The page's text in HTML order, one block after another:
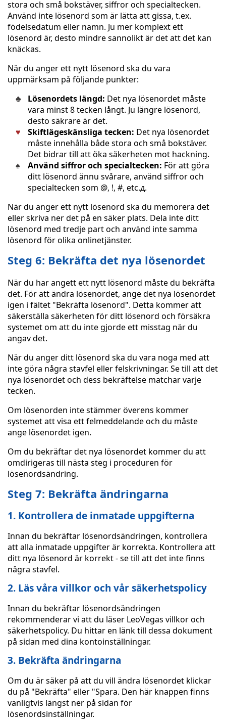
stora och små bokstäver, siffror och specialtecken.
Använd inte lösenord som är lätta att gissa, t.ex.
födelsedatum eller namn. Ju mer komplext ett
lösenord är, desto mindre sannolikt är det att det kan
knäckas.
När du anger ett nytt lösenord ska du vara
uppmärksam på följande punkter:
Lösenordets längd: Det nya lösenordet måste
vara minst 8 tecken långt. Ju längre lösenord,
desto säkrare är det.
Skiftlägeskänsliga tecken: Det nya lösenordet
måste innehålla både stora och små bokstäver.
Det bidrar till att öka säkerheten mot hackning.
Använd siffror och specialtecken: För att göra
ditt lösenord ännu svårare, använd siffror och
specialtecken som @, !, #, etc.д.
När du anger ett nytt lösenord ska du memorera det
eller skriva ner det på en säker plats. Dela inte ditt
lösenord med tredje part och använd inte samma
lösenord för olika onlinetjänster.
Steg 6: Bekräfta det nya lösenordet
När du har angett ett nytt lösenord måste du bekräfta
det. För att ändra lösenordet, ange det nya lösenordet
igen i fältet "Bekräfta lösenord". Detta kommer att
säkerställa säkerheten för ditt lösenord och försäkra
systemet om att du inte gjorde ett misstag när du
angav det.
När du anger ditt lösenord ska du vara noga med att
inte göra några stavfel eller felskrivningar. Se till att det
nya lösenordet och dess bekräftelse matchar varje
tecken.
Om lösenorden inte stämmer överens kommer
systemet att visa ett felmeddelande och du måste
ange lösenordet igen.
Om du bekräftar det nya lösenordet kommer du att
omdirigeras till nästa steg i proceduren för
lösenordsändring.
Steg 7: Bekräfta ändringarna
1. Kontrollera de inmatade uppgifterna
Innan du bekräftar lösenordsändringen, kontrollera
att alla inmatade uppgifter är korrekta. Kontrollera att
ditt nya lösenord är korrekt - se till att det inte finns
några stavfel.
2. Läs våra villkor och vår säkerhetspolicy
Innan du bekräftar lösenordsändringen
rekommenderar vi att du läser LeoVegas villkor och
säkerhetspolicy. Du hittar en länk till dessa dokument
på sidan med dina kontoinställningar.
3. Bekräfta ändringarna
Om du är säker på att du vill ändra lösenordet klickar
du på "Bekräfta" eller "Spara. Den här knappen finns
vanligtvis längst ner på sidan för
lösenordsinställningar.